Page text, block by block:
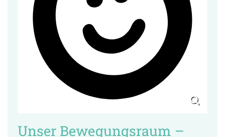
Unser Bewegungsraum –